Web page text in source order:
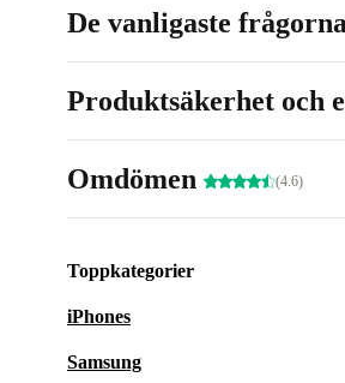
De vanligaste frågorna
Produktsäkerhet och
Omdömen (4.6)
Toppkategorier
iPhones
Samsung